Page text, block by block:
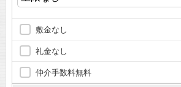
敷金なし
礼金なし
仲介手数料無料